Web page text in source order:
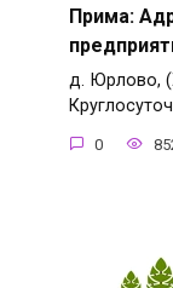
Прима:
д. Юрлово,
0